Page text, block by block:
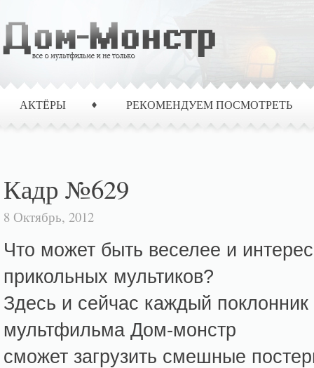
АКТЁРЫ РЕКОМЕНДУЕМ ПОСМОТРЕТЬ
Кадр №629
8 Октябрь, 2012
Что может быть веселее и
прикольных мультиков?
Здесь и сейчас каждый поклонник
мультфильма Дом-монстр
сможет загрузить смешные